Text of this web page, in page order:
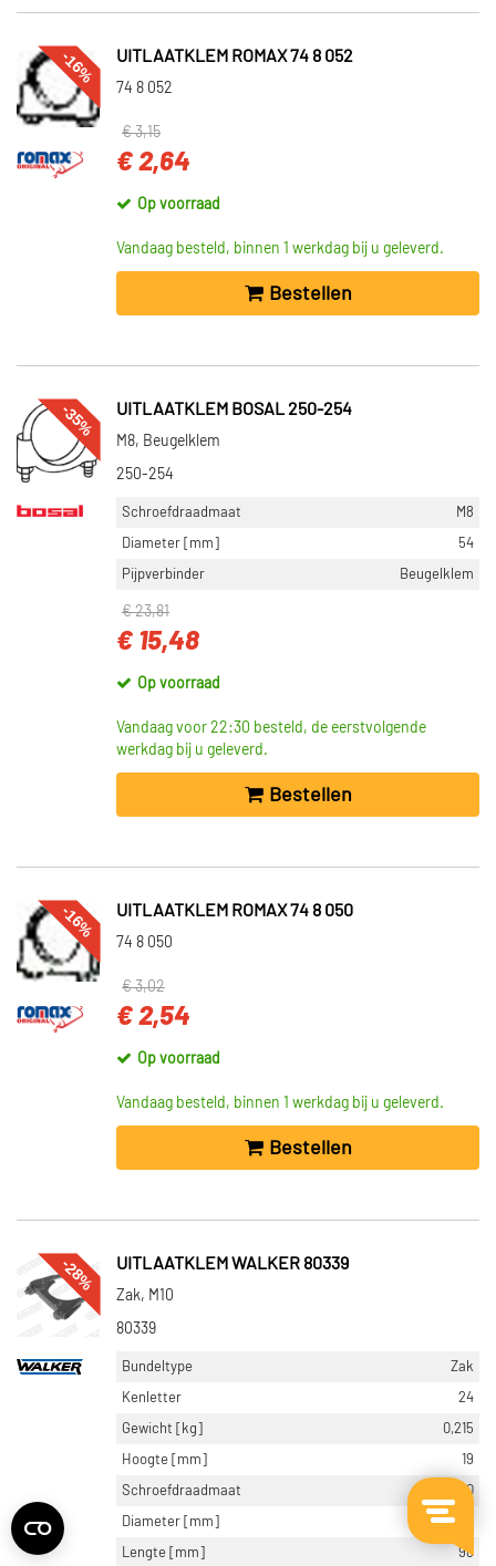
-16% UITLAATKLEM ROMAX 74 8 052
74 8 052
€ 3,15
€ 2,64
Op voorraad
Vandaag besteld, binnen 1 werkdag bij u geleverd.
Bestellen
-35% UITLAATKLEM BOSAL 250-254
M8, Beugelklem
250-254
Schroefdraadmaat
M8
Diameter [mm]
54
Pijpverbinder
Beugelklem
€ 23,81
€ 15,48
Op voorraad
Vandaag voor 22:30 besteld, de eerstvolgende
werkdag bij u geleverd.
Bestellen
-16% UITLAATKLEM ROMAX 74 8 050
74 8 050
€ 3,02
€ 2,54
Op voorraad
Vandaag besteld, binnen 1 werkdag bij u geleverd.
Bestellen
-28% UITLAATKLEM WALKER 80339
Zak, M10
80339
Bundeltype
Zak
Kenletter
24
Gewicht [kg]
0,215
Hoogte [mm]
19
Schroefdraadmaat
M10
Diameter [mm]
Lengte [mm]
98